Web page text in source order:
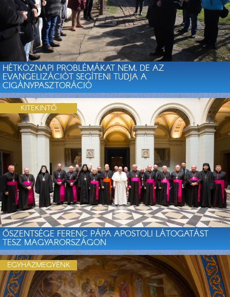
HÉTKÖZNAPI PROBLÉMÁKAT NEM, DE AZ
EVANGELIZÁCIÓT SEGÍTENI TUDJA A
CIGÁNYPASZTORÁCIÓ
ŐSZENTSÉGE FERENC PÁPA APOSTOLI LÁTOGATÁST
TESZ MAGYARORSZÁGON
KITEKINTŐ
EGYHÁZMEGYÉNK